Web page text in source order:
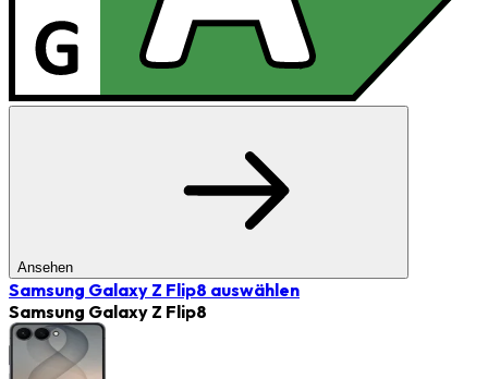
Ansehen
Samsung Galaxy Z Flip8 auswählen
Samsung Galaxy Z Flip8